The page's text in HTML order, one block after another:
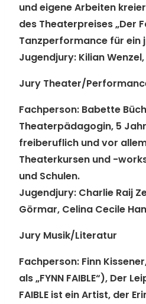
und eigene Arbeiten
des Theaterpreises „Der
Tanzperformance für ein
Jugendjury: Kilian
Jury Theater/
Fachperson: Babette
Theaterpädagogin, 5
freiberuflich und vor
Theaterkursen und -
und Schulen.
Jugendjury: Charlie Raij
Görmar, Celina Cecile
Jury Musik/Literatur
Fachperson: Finn
als „FYNN FAIBLE“), Der
FAIBLE ist ein Artist, der